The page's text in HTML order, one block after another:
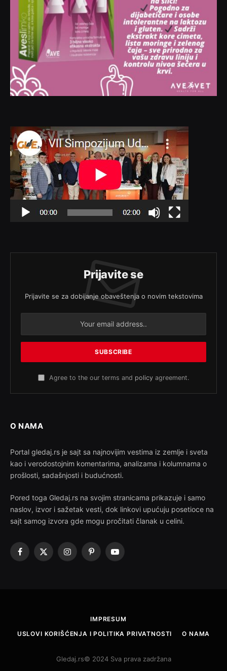
Prijavite se
Prijavite se za dobijanje obaveštenja o novim tekstovima
Agree to the our terms and policy agreement.
O NAMA
Portal gledaj.rs je sajt sa najnovijim vestima iz zemlje i sveta
kao i verodostojnim komentarima, analizama i kolumnama o
prošlosti, sadašnjosti i budućnosti.
Pored toga Gledaj.rs na svojim stranicama prikazuje i samo
naslov, izvor i sažetak vesti, dok linkovi upućuju posetioce na
sajt samog izvora gde mogu pročitati članak u celini.
Facebook
X
InstagramPinterestYouTube
IMPRESUM
USLOVI KORIŠĆENJA I POLITIKA PRIVATNOSTI
O NAMA
Gledaj.rs© 2024 Sva prava zadržana